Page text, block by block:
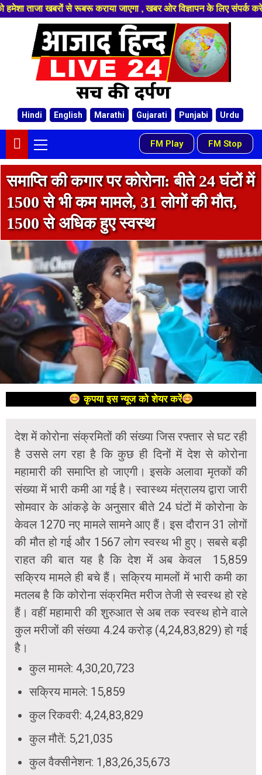
रूबरू कराया जाएगा , खबर ओर विज्ञापन के लिए संपर्क करे
Hindi English Marathi Gujarati Punjabi Urdu
FM Play - FM Stop
समाप्ति की कगार पर कोरोना: बीते 24 घंटों में
1500 से भी कम मामले, 31 लोगों की मौत,
1500 से अधिक हुए स्वस्थ
कृपया इस न्यूज को शेयर करें
देश में कोरोना संक्रमितों की संख्या जिस रफ्तार से घट रही
है उससे लग रहा है कि कुछ ही दिनों में देश से कोरोना
महामारी की समाप्ति हो जाएगी। इसके अलावा मृतकों की
संख्या में भारी कमी आ गई है। स्वास्थ्य मंत्रालय द्वारा जारी
सोमवार के आंकड़े के अनुसार बीते 24 घंटों में कोरोना के
केवल 1270 नए मामले सामने आए हैं। इस दौरान 31 लोगों
की मौत हो गई और 1567 लोग स्वस्थ भी हुए। सबसे बड़ी
राहत की बात यह है कि देश में अब केवल 15,859
सक्रिय मामले ही बचे हैं। सक्रिय मामलों में भारी कमी का
मतलब है कि कोरोना संक्रमित मरीज तेजी से स्वस्थ हो रहे
हैं। वहीं महामारी की शुरुआत से अब तक स्वस्थ होने वाले
कुल मरीजों की संख्या 4.24 करोड़ (4,24,83,829) हो गई
है।
कुल मामले: 4,30,20,723
सक्रिय मामले: 15,859
कुल रिकवरी: 4,24,83,829
कुल मौतें: 5,21,035
कुल वैक्सीनेशन: 1,83,26,35,673